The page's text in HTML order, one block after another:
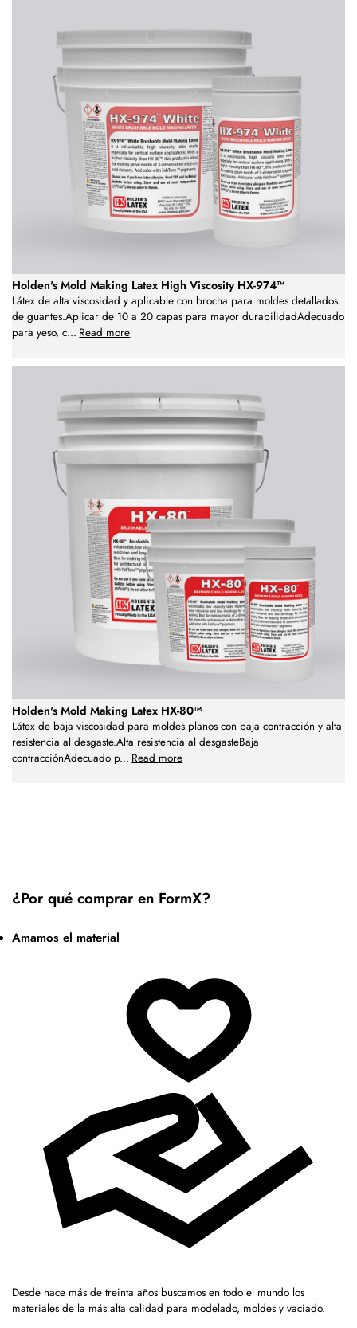
Holden's Mold Making Latex High Viscosity HX-974™
Látex de alta viscosidad y aplicable con brocha para moldes detallados
de guantes.Aplicar de 10 a 20 capas para mayor durabilidadAdecuado
para yeso, c... Read more
Holden's Mold Making Latex HX-80™
Látex de baja viscosidad para moldes planos con baja contracción y alta
resistencia al desgaste.Alta resistencia al desgasteBaja
contracciónAdecuado p... Read more
¿Por qué comprar en FormX?
Amamos el material
Desde hace más de treinta años buscamos en todo el mundo los
materiales de la más alta calidad para modelado, moldes y vaciado.